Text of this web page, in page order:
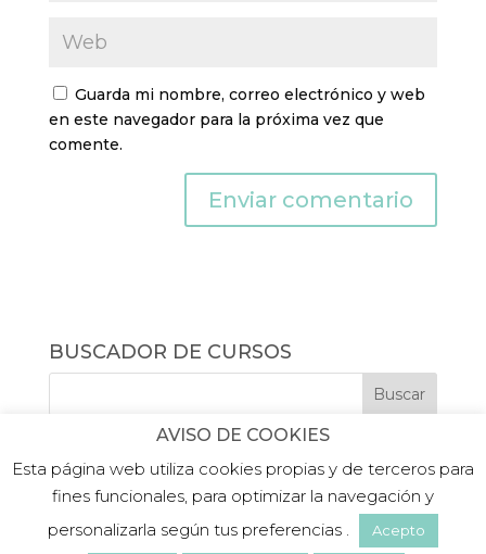
Guarda mi nombre, correo electrónico y web
en este navegador para la próxima vez que
comente.
BUSCADOR DE CURSOS
©2019 PLATEA FORMACIÓN | Aviso legal
AVISO DE COOKIES
Esta página web utiliza cookies propias y de terceros para
fines funcionales, para optimizar la navegación y
personalizarla según tus preferencias .
Acepto